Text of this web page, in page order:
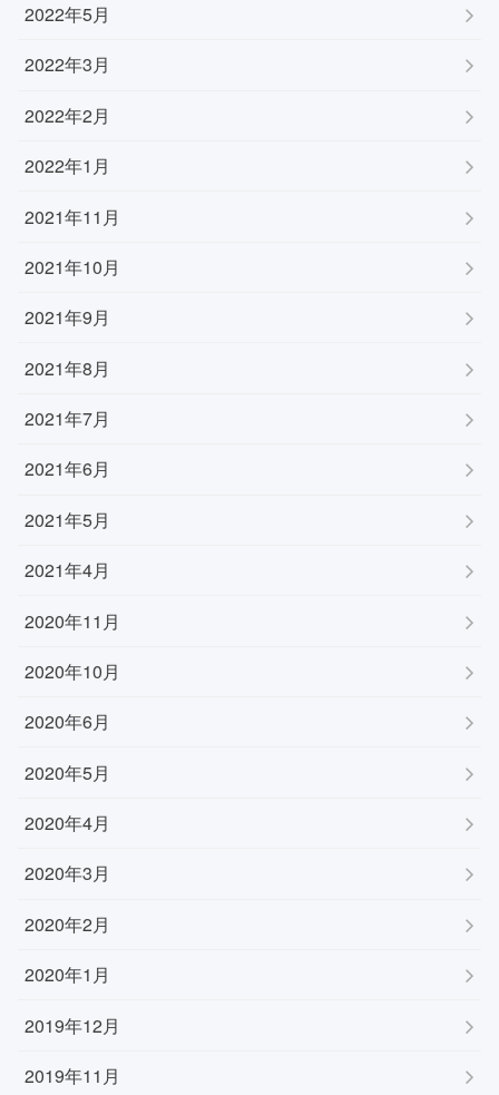
2022年5月
2022年3月
2022年2月
2022年1月
2021年11月
2021年10月
2021年9月
2021年8月
2021年7月
2021年6月
2021年5月
2021年4月
2020年11月
2020年10月
2020年6月
2020年5月
2020年4月
2020年3月
2020年2月
2020年1月
2019年12月
2019年11月